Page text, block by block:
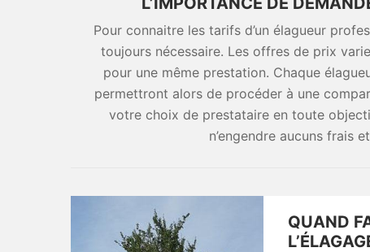
Pour connaitre les tarifs d’un élagueur
toujours nécessaire. Les offres de prix
pour une même prestation. Chaque
permettront alors de procéder à une
votre choix de prestataire en toute
n’engendre aucuns frais
QUAND